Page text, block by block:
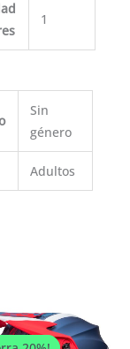
1
Sin
género
Adultos
precio
original
precio
actual